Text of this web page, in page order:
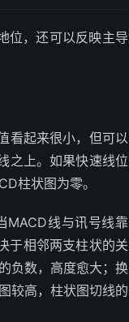
位，还可以反映主导
看起来很小，但可以
之上。如果快速线位
柱状图为零。
MACD线与讯号线靠
于相邻两支柱状的关
负数，高度愈大；换
较高，柱状图切线的